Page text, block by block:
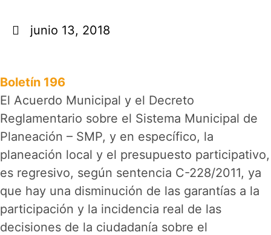
junio 13, 2018
Boletín 196
El Acuerdo Municipal y el Decreto
Reglamentario sobre el Sistema Municipal de
Planeación – SMP, y en específico, la
planeación local y el presupuesto participativo,
es regresivo, según sentencia C-228/2011, ya
que hay una disminución de las garantías a la
participación y la incidencia real de las
decisiones de la ciudadanía sobre el